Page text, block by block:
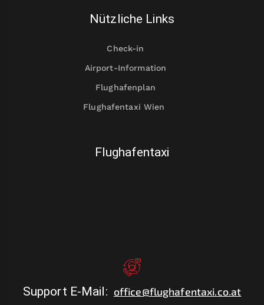
Nützliche Links
Check-in
Airport-Information
Flughafenplan
Flughafentaxi Wien
Flughafentaxi
Support E-Mail: office@flughafentaxi.co.at